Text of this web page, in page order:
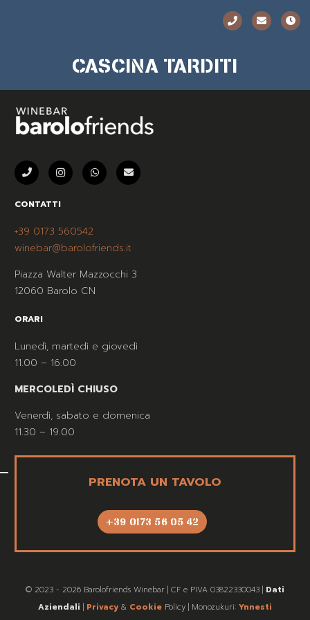
CASCINA TARDITI
CONTATTI
+39 0173 560542
winebar@barolofriends.it
Piazza Walter Mazzocchi 3
12060 Barolo CN
ORARI
Lunedì, martedì e giovedì
11.00 – 16.00
MERCOLEDÌ CHIUSO
Venerdì, sabato e domenica
11.30 – 19.00
PRENOTA UN TAVOLO
+39 0173 56 05 42
© 2023 - 2026 Barolofriends Winebar | CF e PIVA 03822330043 | Dati
Aziendali | Privacy & Cookie Policy | Monozukuri: Ynnesti